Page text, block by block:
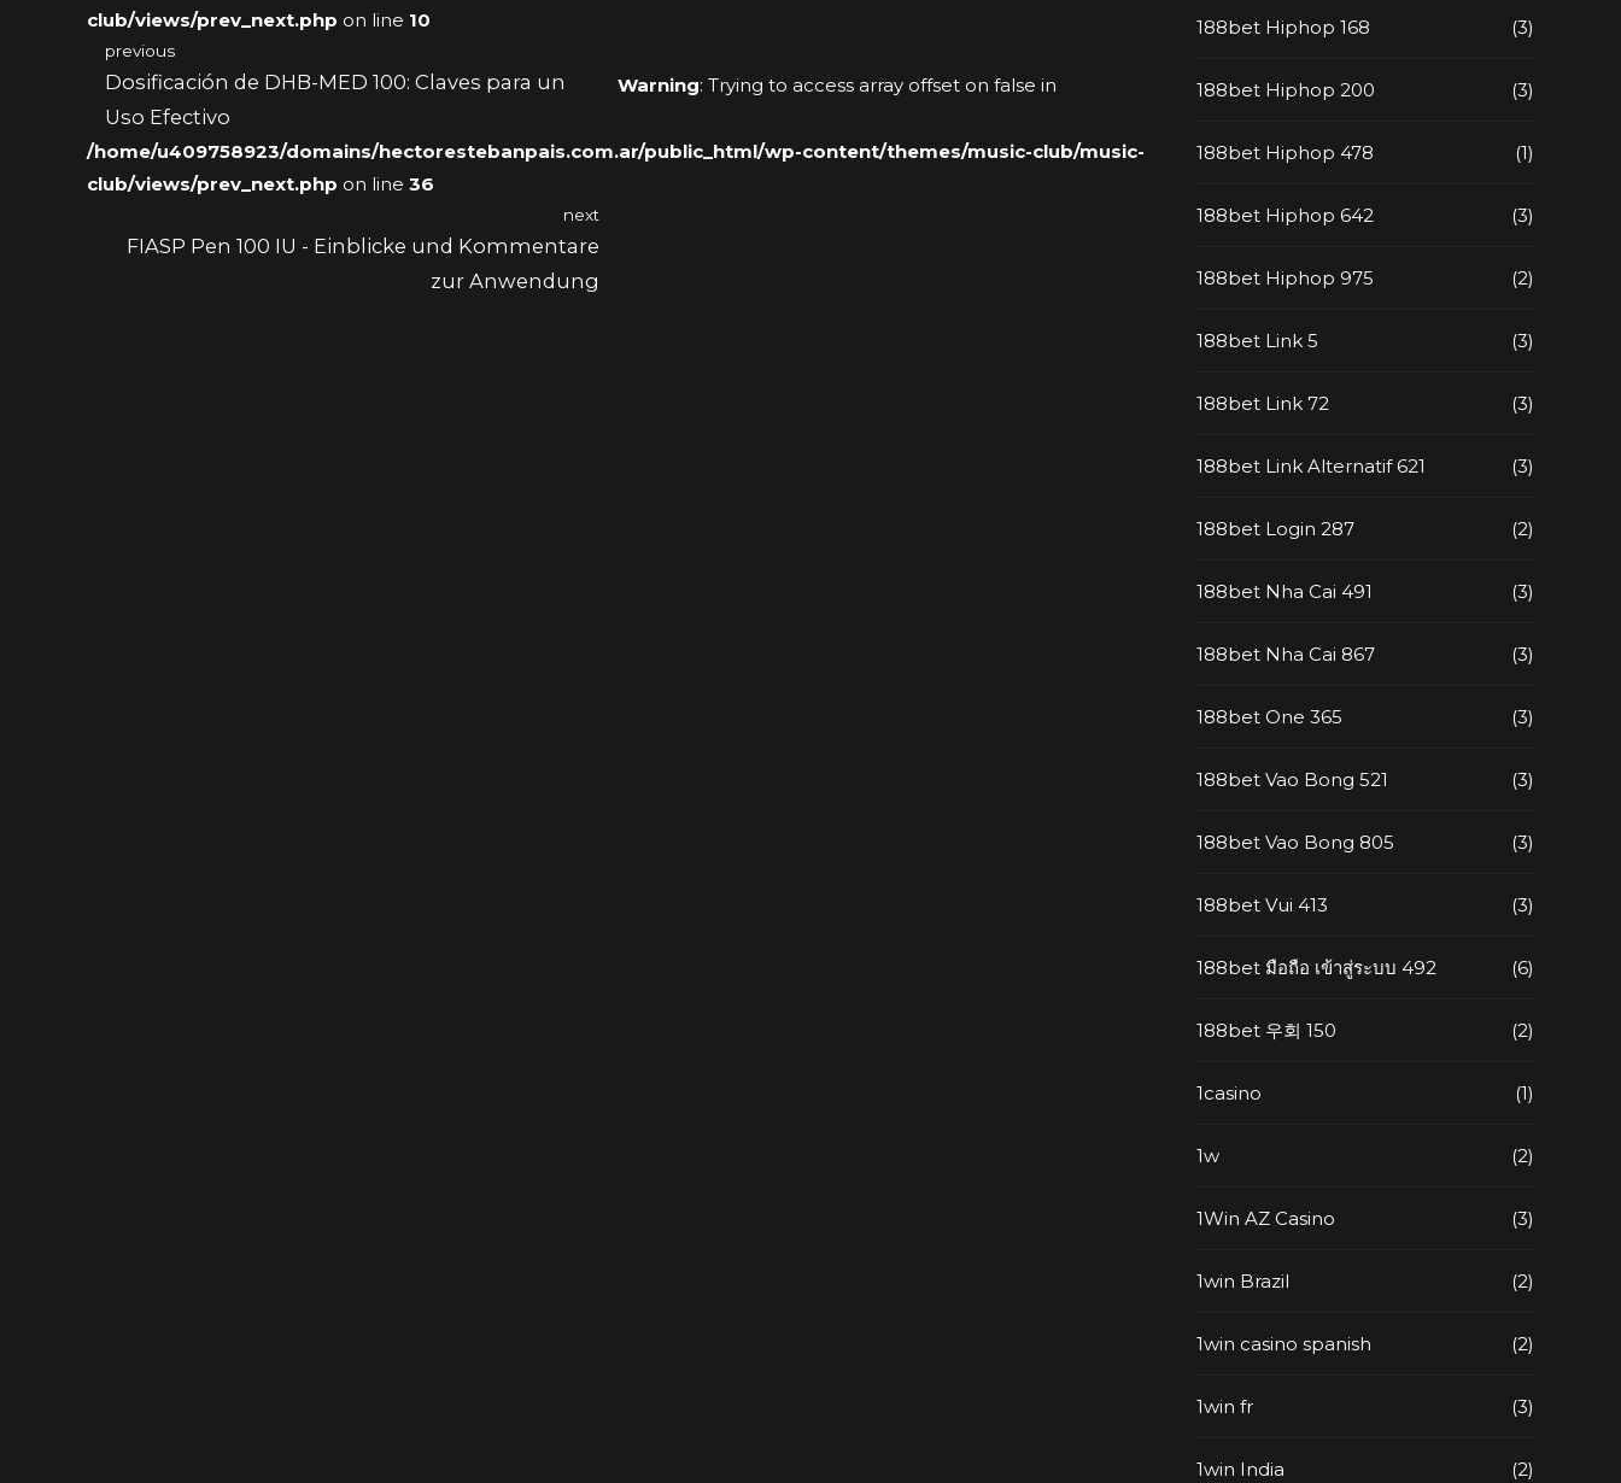
club/views/prev_next.php on line 10
previous
Dosificación de DHB-MED 100: Claves para un
Uso Efectivo
Warning: Trying to access array offset on false in
/home/u409758923/domains/hectorestebanpais.com.ar/public_html/wp-content/themes/music-club/music-
club/views/prev_next.php on line 36
next
FIASP Pen 100 IU - Einblicke und Kommentare
zur Anwendung
188bet Hiphop 168 (3)
188bet Hiphop 200 (3)
188bet Hiphop 478 (1)
188bet Hiphop 642 (3)
188bet Hiphop 975 (2)
188bet Link 5 (3)
188bet Link 72 (3)
188bet Link Alternatif 621 (3)
188bet Login 287 (2)
188bet Nha Cai 491 (3)
188bet Nha Cai 867 (3)
188bet One 365 (3)
188bet Vao Bong 521 (3)
188bet Vao Bong 805 (3)
188bet Vui 413 (3)
188bet มือถือ เข้าสู่ระบบ 492 (6)
188bet 우회 150 (2)
1casino (1)
1w (2)
1Win AZ Casino (3)
1win Brazil (2)
1win casino spanish (2)
1win fr (3)
1win India (2)